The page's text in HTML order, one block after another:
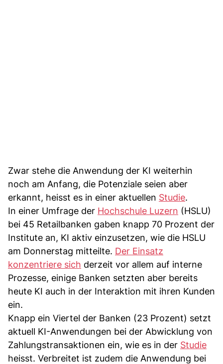
Zwar stehe die Anwendung der KI weiterhin
noch am Anfang, die Potenziale seien aber
erkannt, heisst es in einer aktuellen Studie.
In einer Umfrage der Hochschule Luzern (HSLU)
bei 45 Retailbanken gaben knapp 70 Prozent der
Institute an, KI aktiv einzusetzen, wie die HSLU
am Donnerstag mitteilte. Der Einsatz
konzentriere sich derzeit vor allem auf interne
Prozesse, einige Banken setzten aber bereits
heute KI auch in der Interaktion mit ihren Kunden
ein.
Knapp ein Viertel der Banken (23 Prozent) setzt
aktuell KI-Anwendungen bei der Abwicklung von
Zahlungstransaktionen ein, wie es in der Studie
heisst. Verbreitet ist zudem die Anwendung bei